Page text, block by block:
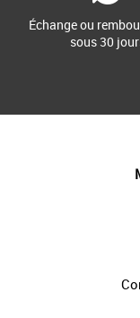
Échange ou
sous 30